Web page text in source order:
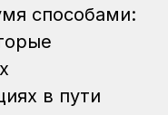
способами:
в пути